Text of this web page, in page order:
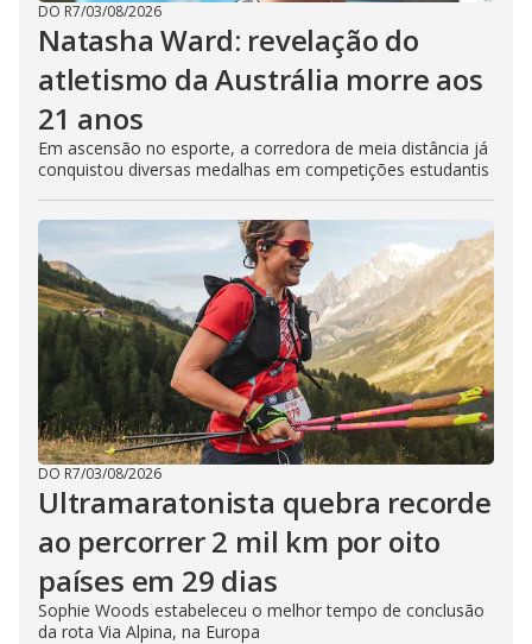
DO R7/03/08/2026
Natasha Ward: revelação do
atletismo da Austrália morre aos
21 anos
Em ascensão no esporte, a corredora de meia distância já
conquistou diversas medalhas em competições estudantis
DO R7/03/08/2026
Ultramaratonista quebra recorde
ao percorrer 2 mil km por oito
países em 29 dias
Sophie Woods estabeleceu o melhor tempo de conclusão
da rota Via Alpina, na Europa